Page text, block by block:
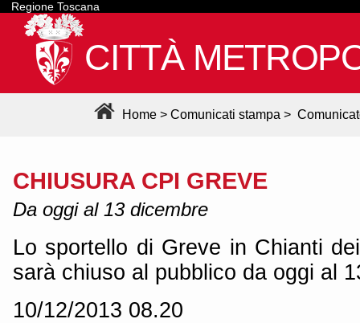
Regione Toscana
CITTÀ
Home > Comunicati stampa >
CHIUSURA CPI GREVE
Da oggi al 13 dicembre
Lo sportello di Greve in Chianti
sarà chiuso al pubblico da oggi al
10/12/2013 08.20